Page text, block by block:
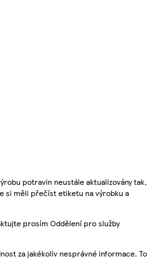
potravin neustále aktualizovány tak,
si měli přečíst etiketu na výrobku a
prosím Oddělení pro služby
za jakékoliv nesprávné informace. To